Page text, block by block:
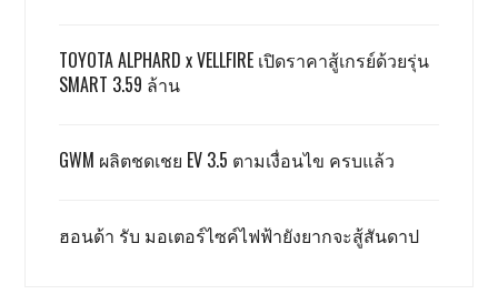
TOYOTA ALPHARD x VELLFIRE เปิดราคาสู้เกรย์ด้วยรุ่น
SMART 3.59 ล้าน
GWM ผลิตชดเชย EV 3.5 ตามเงื่อนไข ครบแล้ว
ฮอนด้า รับ มอเตอร์ไซค์ไฟฟ้ายังยากจะสู้สันดาป